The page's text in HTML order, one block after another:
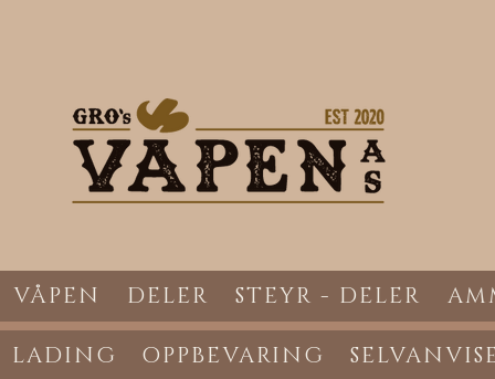
VÅPEN DELER STEYR - DELER
LADING OPPBEVARING